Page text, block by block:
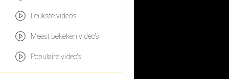
Leukste video's
Meest bekeken video's
Populaire video's